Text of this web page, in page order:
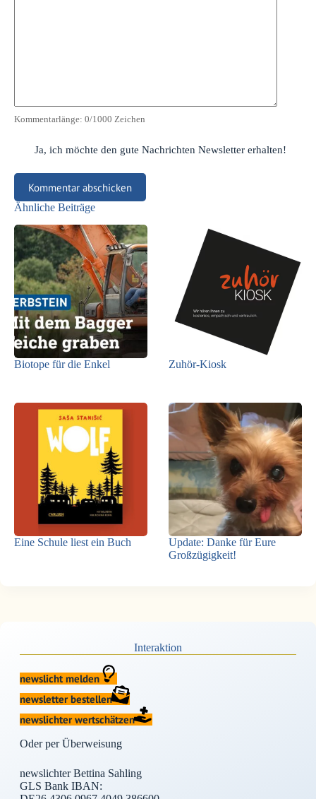
Kommentarlänge: 0/1000 Zeichen
Ja, ich möchte den gute Nachrichten Newsletter erhalten!
Kommentar abschicken
Ähnliche Beiträge
Biotope für die Enkel Zuhör-Kiosk
Eine Schule liest ein Buch
Update: Danke für Eure
Großzügigkeit!
Interaktion
newslicht melden
newsletter bestellen
newslichter wertschätzen
Oder per Überweisung
newslichter Bettina Sahling
GLS Bank IBAN: